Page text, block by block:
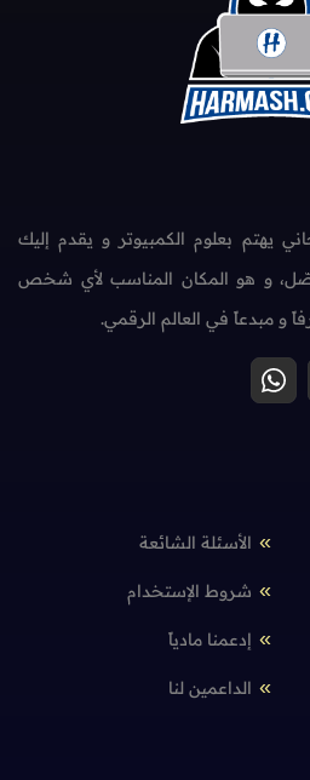
يهتم بعلوم الكمبيوتر و يقدم إليك
و هو المكان المناسب لأي شخص
و مبدعاً في العالم الرقمي.
الأسئلة الشائعة
شروط الإستخدام
إدعمنا مادياً
الداعمين لنا